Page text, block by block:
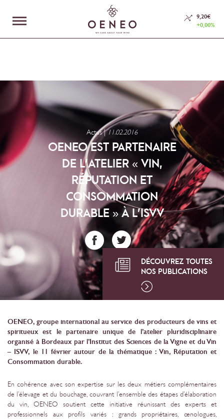
En poursuivant votre navigation sur ce site, vous acceptez l’utilisation de
Cookies.
NOS MÉTIERS
ESPACE INVESTISSEURS
RSE
NOUS CONTACTER
9,20€
+0,00%
Actus |11.02.2016
OENEO EST PARTENAIRE
DE L’ATELIER « VIN,
RÉPUTATION ET
CONSOMMATION
DURABLE » À L’ISVV
DÉCOUVREZ TOUTES
NOS PUBLICATIONS
OENEO, groupe international au service des producteurs de vins et
spiritueux est le partenaire unique de l’atelier pluridisciplinaire
organisé à Bordeaux par l’Institut des Sciences de la Vigne et du Vin
– ISVV, le 11 février autour de la thématique : Vin, Réputation et
Consommation durable.
En cohérence avec son expertise sur les deux métiers complémentaires
de l’élevage et du bouchage, couvrant l’ensemble des étapes d’élaboration
du vin, OENEO soutient cette initiative réunissant des experts et
professionnels aux profils variés : grands propriétaires, œnologues,